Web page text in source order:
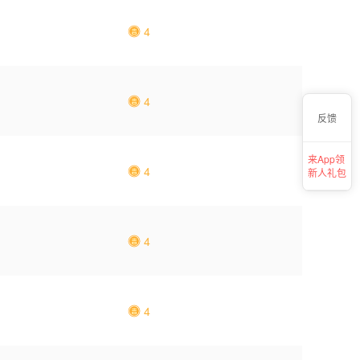
4
4
4
4
4
反馈
来App领
新人礼包